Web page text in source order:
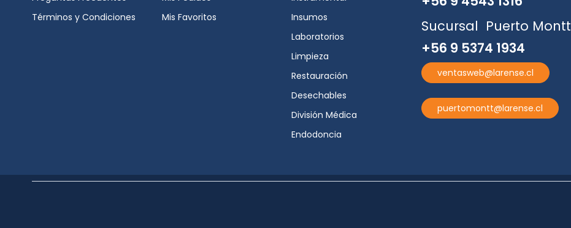
Dentaid
Fresh Up
Términos y Condiciones
Mis Favoritos
Insumos
Laboratorios
Limpieza
Restauración
Desechables
División Médica
Endodoncia
Sucursal Puerto Montt
+56 9 5374 1934
ventasweb@larense.cl
puertomontt@larense.cl